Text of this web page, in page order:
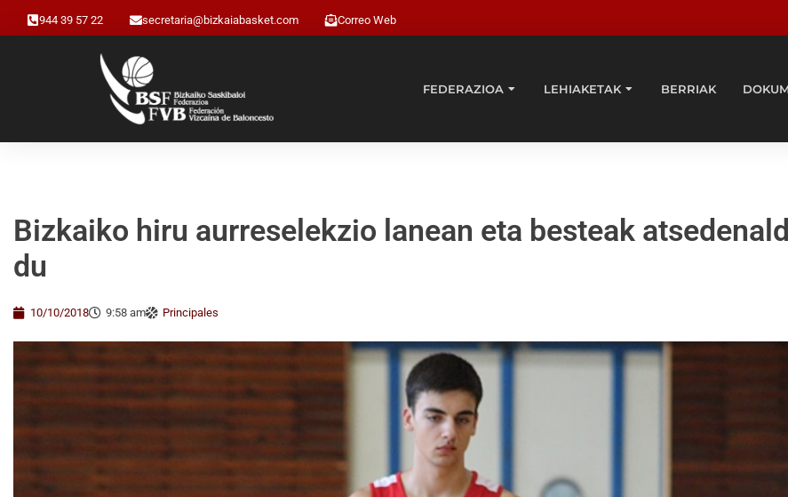
944 39 57 22 secretaria@bizkaiabasket.com Correo Web
FEDERAZIOA LEHIAKETAK BERRIAK
Bizkaiko hiru aurreselekzio lanean eta besteak
du
10/10/2018 9:58 am Principales